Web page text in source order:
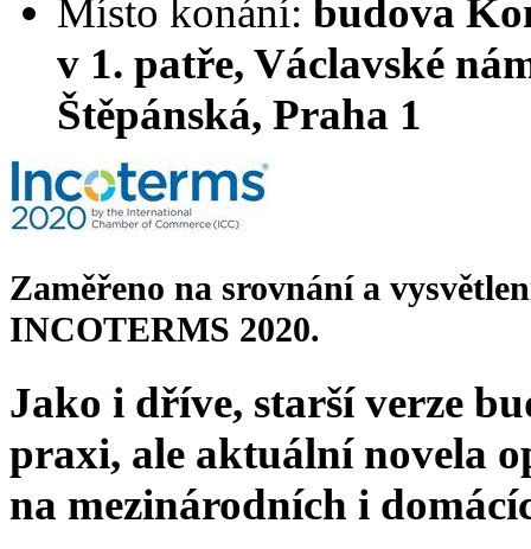
Místo konání: budova
v 1. patře, Václavské
Štěpánská, Praha 1
Zaměřeno na srovnání a
INCOTERMS 2020.
Jako i dříve, starší verze
praxi, ale aktuální novela
na mezinárodních i